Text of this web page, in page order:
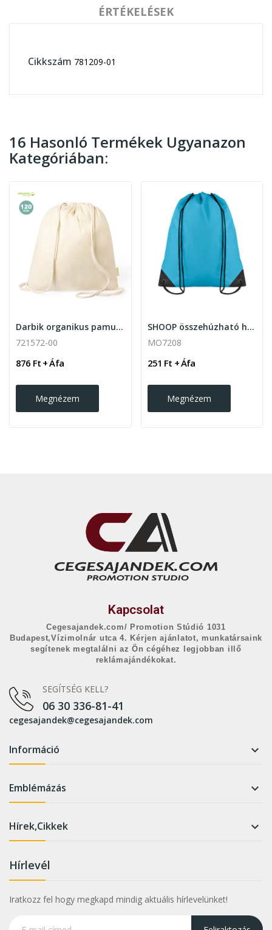
ÉRTÉKELÉSEK
Cikkszám 781209-01
16 Hasonló Termékek Ugyanazon
Kategóriában:
Darbik organikus pamut hátizsák , natúr
721572-00
876 Ft + Áfa
Megnézem
SHOOP összehúzható hátizsák
MO7208
251 Ft + Áfa
Megnézem
Kapcsolat
Cegesajandek.com/ Promotion Stúdió 1031
Budapest,Vízimolnár utca 4. Kérjen ajánlatot, munkatársaink
segítenek megtalálni az Ön cégéhez legjobban illő
reklámajándékokat.
SEGÍTSÉG KELL?
06 30 336-81-41
cegesajandek@cegesajandek.com
Információ 
Emblémázás 
Hírek,Cikkek 
Hírlevél
Iratkozz fel hogy megkapd mindig aktuális hírlevelünket!